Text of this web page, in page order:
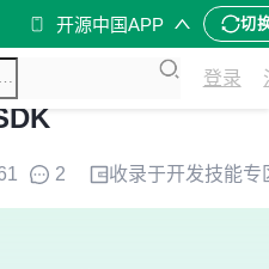
开源中国APP 切
登录
2 收录于开发技能专